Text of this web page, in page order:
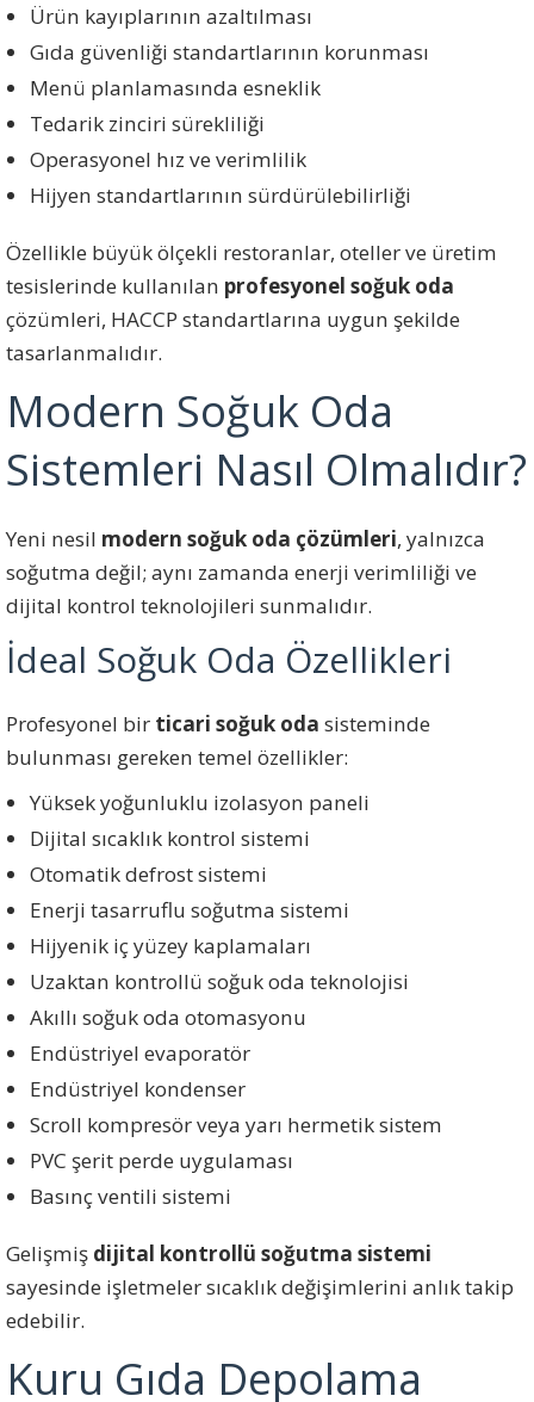
Ürün kayıplarının azaltılması
Gıda güvenliği standartlarının korunması
Menü planlamasında esneklik
Tedarik zinciri sürekliliği
Operasyonel hız ve verimlilik
Hijyen standartlarının sürdürülebilirliği
Özellikle büyük ölçekli restoranlar, oteller ve üretim
tesislerinde kullanılan profesyonel soğuk oda
çözümleri, HACCP standartlarına uygun şekilde
tasarlanmalıdır.
Modern Soğuk Oda
Sistemleri Nasıl Olmalıdır?
Yeni nesil modern soğuk oda çözümleri, yalnızca
soğutma değil; aynı zamanda enerji verimliliği ve
dijital kontrol teknolojileri sunmalıdır.
İdeal Soğuk Oda Özellikleri
Profesyonel bir ticari soğuk oda sisteminde
bulunması gereken temel özellikler:
Yüksek yoğunluklu izolasyon paneli
Dijital sıcaklık kontrol sistemi
Otomatik defrost sistemi
Enerji tasarruflu soğutma sistemi
Hijyenik iç yüzey kaplamaları
Uzaktan kontrollü soğuk oda teknolojisi
Akıllı soğuk oda otomasyonu
Endüstriyel evaporatör
Endüstriyel kondenser
Scroll kompresör veya yarı hermetik sistem
PVC şerit perde uygulaması
Basınç ventili sistemi
Gelişmiş dijital kontrollü soğutma sistemi
sayesinde işletmeler sıcaklık değişimlerini anlık takip
edebilir.
Kuru Gıda Depolama